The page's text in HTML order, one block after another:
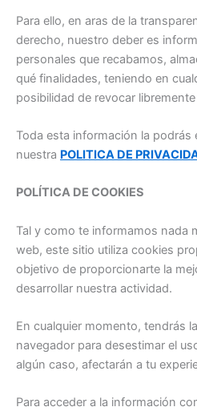
Para ello, en aras de la
derecho, nuestro deber es
personales que recabamos,
qué finalidades, teniendo en
posibilidad de revocar
Toda esta información la podrás
nuestra POLITICA DE
POLÍTICA DE COOKIES
Tal y como te informamos nada
web, este sitio utiliza cookies
objetivo de proporcionarte la
desarrollar nuestra actividad.
En cualquier momento, tendrás
navegador para desestimar el
algún caso, afectarán a tu
Para acceder a la información